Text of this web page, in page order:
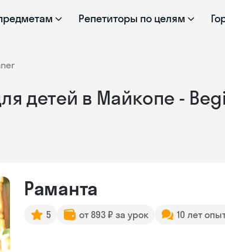
Репетиторы по целям
детей в Майкопе -
Раманта
5 от 893 ₽ за урок 10 лет